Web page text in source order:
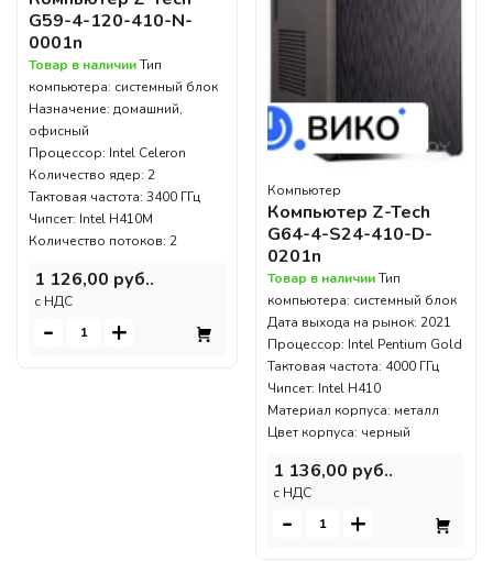
G59-4-120-410-N-
0001n
Товар в наличииТип
компьютера: системный блок
Назначение: домашний,
офисный
Процессор: Intel Celeron
Количество ядер: 2
Тактовая частота: 3400 ГГц
Чипсет: Intel H410M
Количество потоков: 2
1 126,00 руб..
c НДС
- +
Компьютер
Компьютер Z-Tech
G64-4-S24-410-D-
0201n
Товар в наличииТип
компьютера: системный блок
Дата выхода на рынок: 2021
Процессор: Intel Pentium Gold
Тактовая частота: 4000 ГГц
Чипсет: Intel H410
Материал корпуса: металл
Цвет корпуса: черный
1 136,00 руб..
c НДС
- +